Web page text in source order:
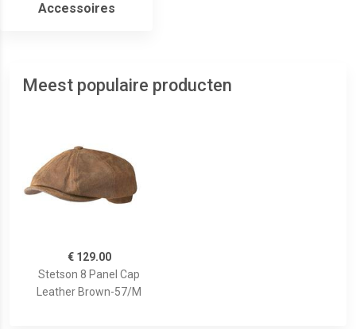
Accessoires
Meest populaire producten
€ 129.00
Stetson 8 Panel Cap
Leather Brown-57/M